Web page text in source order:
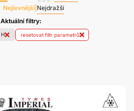
Nejlevnější Nejdražší
Aktuální filtry:
H resetovat filtr parametrů